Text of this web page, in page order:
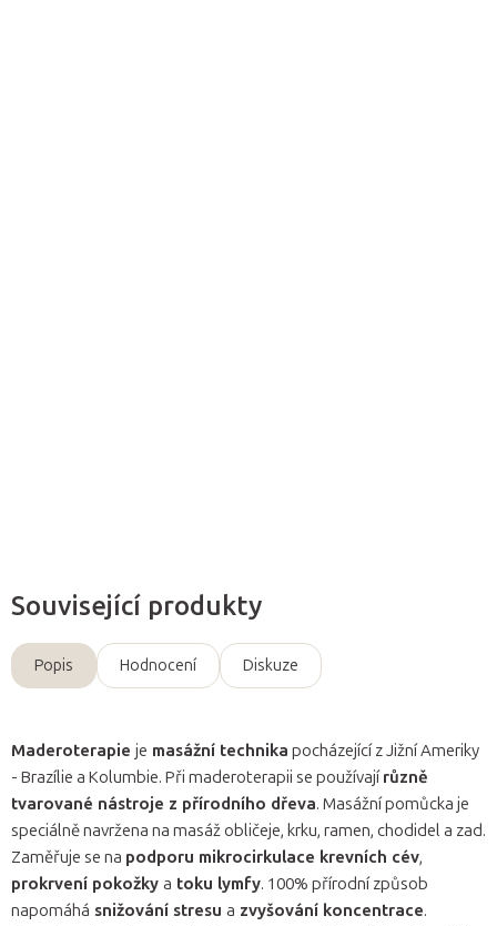
Související produkty
Popis Hodnocení Diskuze
Maderoterapie je masážní technika pocházející z Jižní Ameriky
- Brazílie a Kolumbie. Při maderoterapii se používajírůzně
tvarované nástroje z přírodního dřeva. Masážní pomůcka je
speciálně navržena na masáž obličeje, krku, ramen, chodidel a zad.
Zaměřuje se na podporu mikrocirkulace krevních cév,
prokrvení pokožky a toku lymfy. 100% přírodní způsob
napomáhá snižování stresu a zvyšování koncentrace.